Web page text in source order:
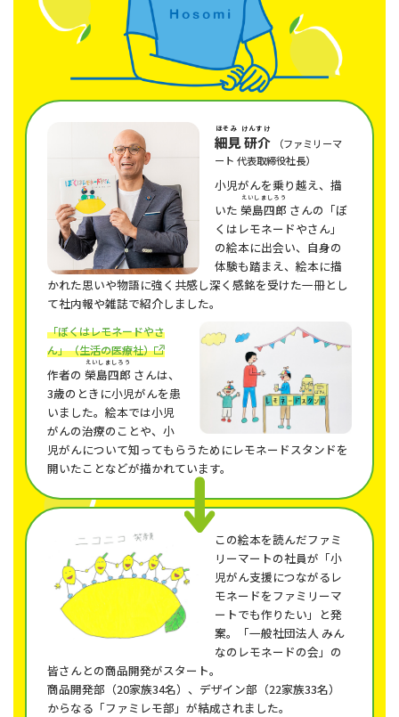
細見 研介
ほそみ けんすけ
（ファミリーマ
ート 代表取締役社長）
小児がんを乗り越え、描
いた榮島四郎
えいしましろう
くはレモネードやさん」
の絵本に出会い、自身の
体験も踏まえ、絵本に描
かれた思いや物語に強く共感し深く感銘を受けた一冊とし
て社内報や雑誌で紹介しました。
「ぼくはレモネードやさ
ん」（生活の医療社）
作者の榮島四郎
えいしましろう
3歳のときに小児がんを患
いました。絵本では小児
がんの治療のことや、小
児がんについて知ってもらうためにレモネードスタンドを
開いたことなどが描かれています。
この絵本を読んだファミ
リーマートの社員が「小
児がん支援につながるレ
モネードをファミリーマ
ートでも作りたい」と発
案。「一般社団法人 みん
なのレモネードの会」の
皆さんとの商品開発がスタート。
商品開発部（20家族34名）、デザイン部（22家族33名）
からなる「ファミレモ部」が結成されました。